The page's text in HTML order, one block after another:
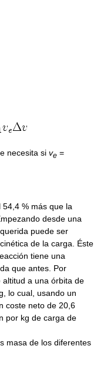
necesita si ve =
% más que la
desde una
puede ser
de la carga. Éste
tiene una
que antes. Por
a una órbita de
lo cual, usando un
coste neto de 20,6
por kg de carga de
masa de los diferentes